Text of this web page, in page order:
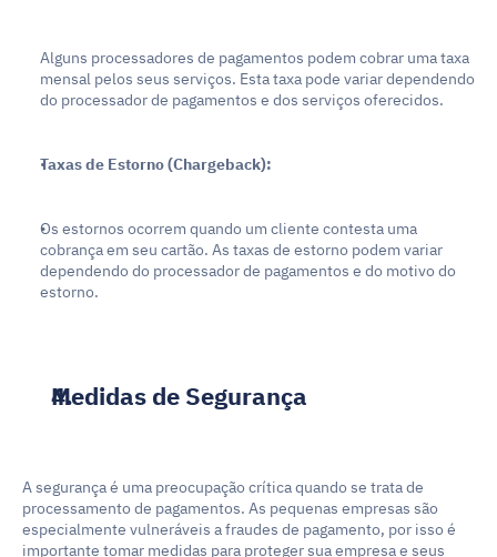
Alguns processadores de pagamentos podem cobrar uma taxa
mensal pelos seus serviços. Esta taxa pode variar dependendo
do processador de pagamentos e dos serviços oferecidos.
Taxas de Estorno (Chargeback):
Os estornos ocorrem quando um cliente contesta uma
cobrança em seu cartão. As taxas de estorno podem variar
dependendo do processador de pagamentos e do motivo do
estorno.
Medidas de Segurança
A segurança é uma preocupação crítica quando se trata de
processamento de pagamentos. As pequenas empresas são
especialmente vulneráveis a fraudes de pagamento, por isso é
importante tomar medidas para proteger sua empresa e seus